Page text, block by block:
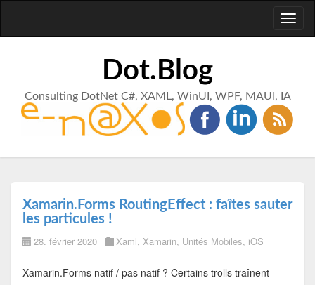
Dot.Blog
Consulting DotNet C#, XAML, WinUI, WPF, MAUI, IA
Xamarin.Forms RoutingEffect : faîtes sauter
les particules !
28. février 2020 Xaml, Xamarin, Unités Mobiles, iOS
Xamarin.Forms natif / pas natif ? Certains trolls traînent